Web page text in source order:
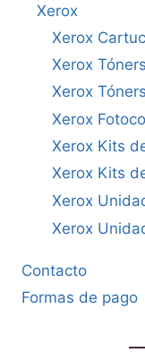
Xerox
Xerox
Xerox
Xerox
Xerox
Xerox Kits
Xerox Kits
Xerox
Xerox
Contacto
Formas de pago